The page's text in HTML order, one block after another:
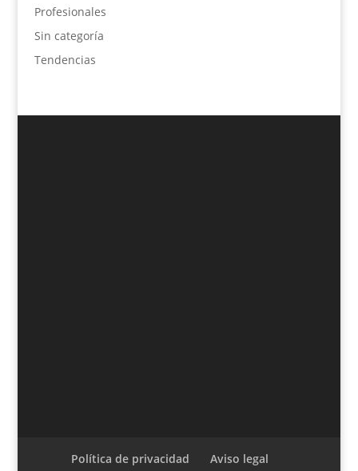
Profesionales
Sin categoría
Tendencias
Política de privacidad
Aviso legal